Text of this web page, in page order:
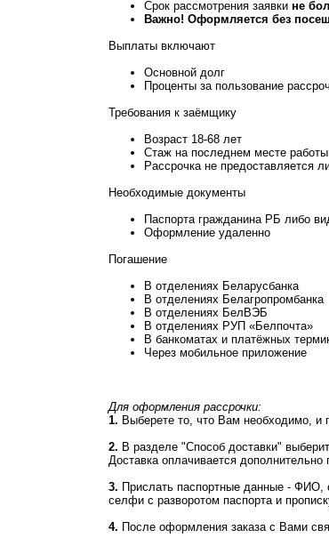
Cрок рассмотрения заявки не
Важно! Оформляется без
Выплаты включают
Основной долг
Проценты за пользование
Требования к заёмщику
Возраст 18-68 лет
Стаж на последнем месте
Рассрочка не предоставляется
Необходимые документы
Паспорта гражданина РБ либо
Оформление удаленно
Погашение
В отделениях Беларусбанка
В отделениях Белагропромбанка
В отделениях БелВЭБ
В отделениях РУП «Белпочта»
В банкоматах и платёжных
Через мобильное приложение
Для оформления рассрочки:
1. Выберете то, что Вам необходимо, и
2. В разделе "Способ доставки"
Доставка оплачивается
3. Прислать паспортные данные - ФИО,
селфи с разворотом паспорта и
4. После оформления заказа с Вами